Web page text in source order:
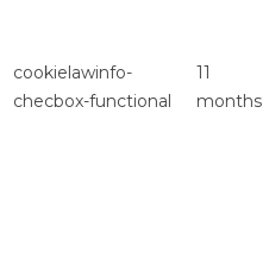
cookielawinfo-
checbox-functional
11
months